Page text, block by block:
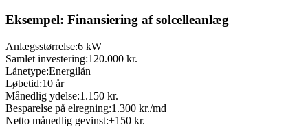
Eksempel: Finansiering af solcelleanlæg
Anlægsstørrelse:6 kW
Samlet investering:120.000 kr.
Lånetype:Energilån
Løbetid:10 år
Månedlig ydelse:1.150 kr.
Besparelse på elregning:1.300 kr./md
Netto månedlig gevinst:+150 kr.